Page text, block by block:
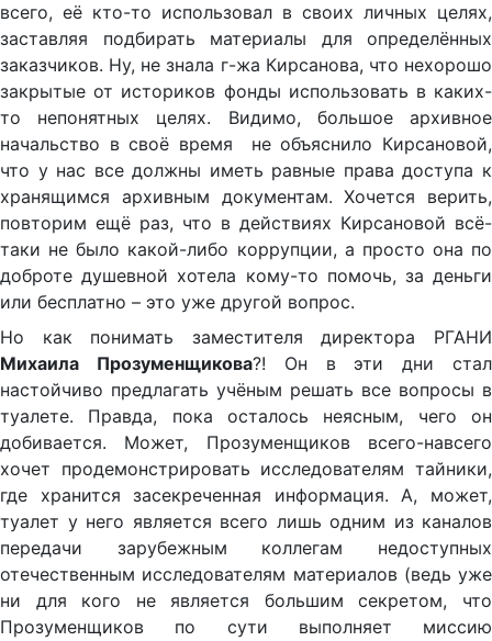
всего, её кто-то использовал в своих личных целях,
заставляя подбирать материалы для определённых
заказчиков. Ну, не знала г-жа Кирсанова, что нехорошо
закрытые от историков фонды использовать в каких-
то непонятных целях. Видимо, большое архивное
начальство в своё время не объяснило Кирсановой,
что у нас все должны иметь равные права доступа к
хранящимся архивным документам. Хочется верить,
повторим ещё раз, что в действиях Кирсановой всё-
таки не было какой-либо коррупции, а просто она по
доброте душевной хотела кому-то помочь, за деньги
или бесплатно – это уже другой вопрос.
Но как понимать заместителя директора РГАНИ
Михаила Прозуменщикова?! Он в эти дни стал
настойчиво предлагать учёным решать все вопросы в
туалете. Правда, пока осталось неясным, чего он
добивается. Может, Прозуменщиков всего-навсего
хочет продемонстрировать исследователям тайники,
где хранится засекреченная информация. А, может,
туалет у него является всего лишь одним из каналов
передачи зарубежным коллегам недоступных
отечественным исследователям материалов (ведь уже
ни для кого не является большим секретом, что
Прозуменщиков по сути выполняет миссию